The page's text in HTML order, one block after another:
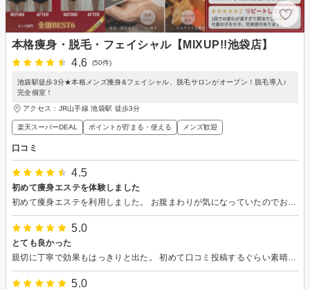
本格痩身・脱毛・フェイシャル【MIXUP!!池袋店】
4.6
(50件)
池袋駅徒歩3分★本格メンズ痩身&フェイシャル、脱毛サロンがオープン！脱毛導入♪
完全個室！
アクセス：JR山手線 池袋駅 徒歩3分
楽天スーパーDEAL ポイントが貯まる・使える メンズ歓迎
口コミ
4.5
初めて痩身エステを体験しました
5.0
とても良かった
親切に丁寧で効果もはっきりと出た。 初めて口コミ投稿するぐらい素晴らしかったです。
5.0